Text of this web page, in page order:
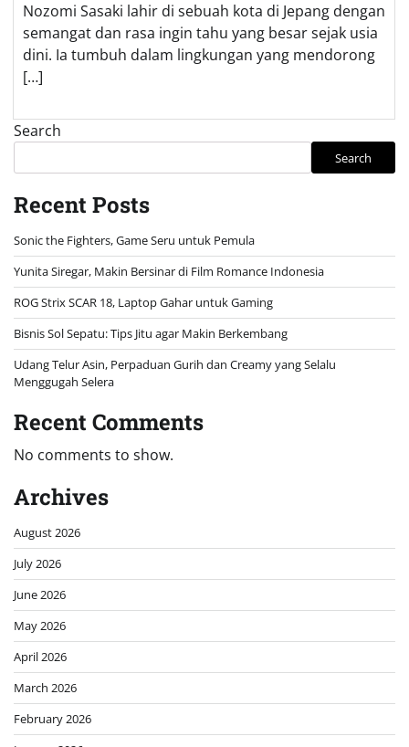
Nozomi Sasaki lahir di sebuah kota di Jepang dengan
semangat dan rasa ingin tahu yang besar sejak usia
dini. Ia tumbuh dalam lingkungan yang mendorong
[…]
Search
Search
Recent Posts
Sonic the Fighters, Game Seru untuk Pemula
Yunita Siregar, Makin Bersinar di Film Romance Indonesia
ROG Strix SCAR 18, Laptop Gahar untuk Gaming
Bisnis Sol Sepatu: Tips Jitu agar Makin Berkembang
Udang Telur Asin, Perpaduan Gurih dan Creamy yang Selalu
Menggugah Selera
Recent Comments
No comments to show.
Archives
August 2026
July 2026
June 2026
May 2026
April 2026
March 2026
February 2026